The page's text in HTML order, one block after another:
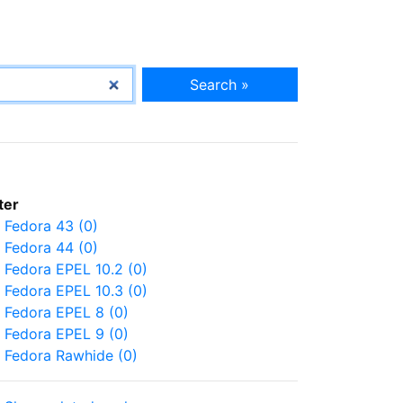
Search »
Fedora 43 (0)
Fedora 44 (0)
Fedora EPEL 10.2 (0)
Fedora EPEL 10.3 (0)
Fedora EPEL 8 (0)
Fedora EPEL 9 (0)
Fedora Rawhide (0)